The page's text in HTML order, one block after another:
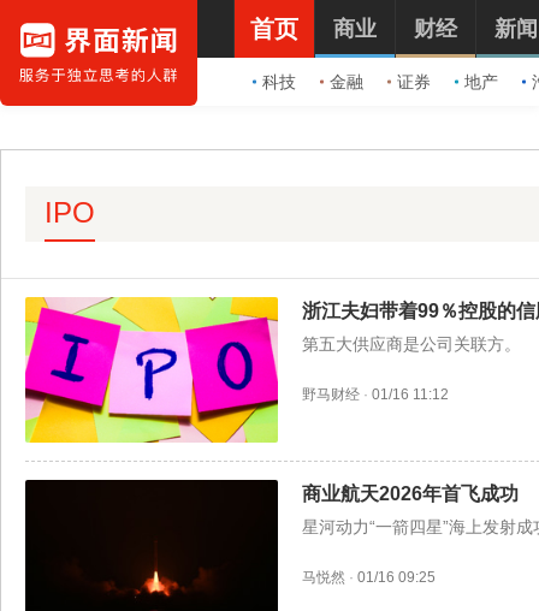
首页
科技 金融 证券 地产
商业 财经 新闻
IPO
浙江夫妇带着99％控股的
第五大供应商是公司关联方。
野马财经 · 01/16 11:12
商业航天2026年首飞成功
星河动力“一箭四星”海上发射成
马悦然 · 01/16 09:25